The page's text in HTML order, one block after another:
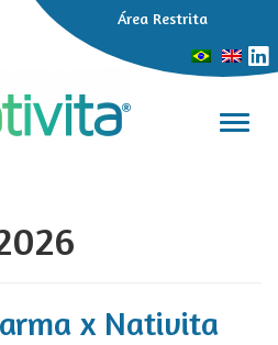
Área Restrita
x Nativita